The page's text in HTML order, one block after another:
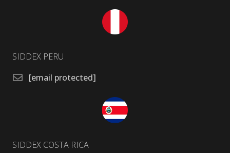
SIDDEX PERU
[email protected]
SIDDEX COSTA RICA